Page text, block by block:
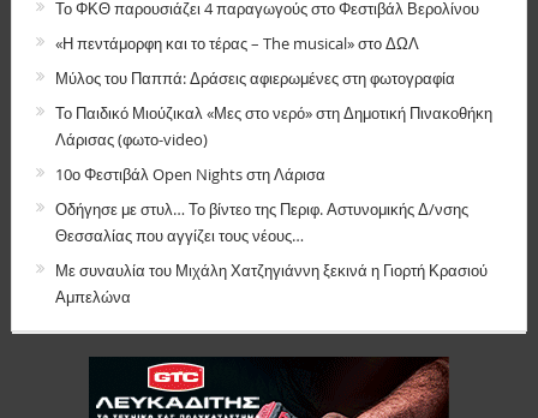
Το ΦΚΘ παρουσιάζει 4 παραγωγούς στο Φεστιβάλ Βερολίνου
«Η πεντάμορφη και το τέρας – The musical» στο ΔΩΛ
Μύλος του Παππά: Δράσεις αφιερωμένες στη φωτογραφία
Το Παιδικό Μιούζικαλ «Μες στο νερό» στη Δημοτική Πινακοθήκη
Λάρισας (φωτο-video)
10ο Φεστιβάλ Open Nights στη Λάρισα
Οδήγησε με στυλ… Το βίντεο της Περιφ. Αστυνομικής Δ/νσης
Θεσσαλίας που αγγίζει τους νέους…
Με συναυλία του Μιχάλη Χατζηγιάννη ξεκινά η Γιορτή Κρασιού
Αμπελώνα